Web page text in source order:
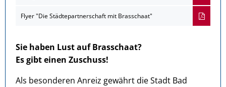
Flyer "Die Städtepartnerschaft mit Brasschaat"
Sie haben Lust auf Brasschaat?
Es gibt einen Zuschuss!
Als besonderen Anreiz gewährt die Stadt Bad